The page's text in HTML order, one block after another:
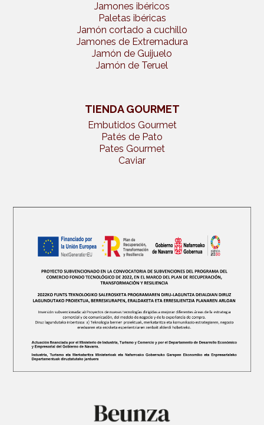
Jamones ibéricos
Paletas ibéricas
Jamón cortado a cuchillo
Jamones de Extremadura
Jamón de Guijuelo
Jamón de Teruel
TIENDA GOURMET
Embutidos Gourmet
Patés de Pato
Pates Gourmet
Caviar